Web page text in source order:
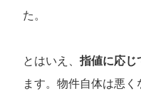
た。
とはいえ、 指値に応じ
ます。物件自体は悪